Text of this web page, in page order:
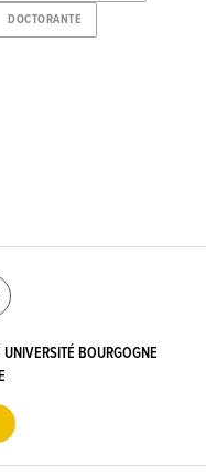
DOCTORANTE
BOURGOGNE